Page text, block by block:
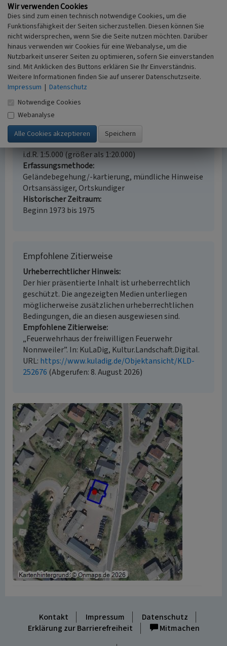
Feuerwehrhaus der freiwilligen Feuerwehr
Nonnweiler
Schlagwörter
Feuerwehrhaus
Straße / Hausnummer
Ringstraße 22
Ort
66620 Nonnweiler - Nonnweiler
Gesetzlich geschütztes Kulturdenkmal
Kein
Fachsicht(en)
Kulturlandschaftspflege
Erfassungsmaßstab
i.d.R. 1:5.000 (größer als 1:20.000)
Erfassungsmethode
Geländebegehung/-kartierung, mündliche Hinweise
Ortsansässiger, Ortskundiger
Historischer Zeitraum
Beginn 1973 bis 1975
Empfohlene Zitierweise
Urheberrechtlicher Hinweis
Der hier präsentierte Inhalt ist urheberrechtlich
geschützt. Die angezeigten Medien unterliegen
möglicherweise zusätzlichen urheberrechtlichen
Bedingungen, die an diesen ausgewiesen sind.
Empfohlene Zitierweise
„Feuerwehrhaus der freiwilligen Feuerwehr
Nonnweiler”. In: KuLaDig, Kultur.Landschaft.Digital.
URL: https://www.kuladig.de/Objektansicht/KLD-
252676 (Abgerufen: 8. August 2026)
Kontakt Impressum
Datenschutz
Erklärung zur Barrierefreiheit
Mitmachen
Wir verwenden Cookies
Dies sind zum einen technisch notwendige Cookies, um die
Funktionsfähigkeit der Seiten sicherzustellen. Diesen können Sie
nicht widersprechen, wenn Sie die Seite nutzen möchten. Darüber
hinaus verwenden wir Cookies für eine Webanalyse, um die
Nutzbarkeit unserer Seiten zu optimieren, sofern Sie einverstanden
sind. Mit Anklicken des Buttons erklären Sie Ihr Einverständnis.
Weitere Informationen finden Sie auf unserer Datenschutzseite.
Impressum | Datenschutz
Notwendige Cookies
Webanalyse